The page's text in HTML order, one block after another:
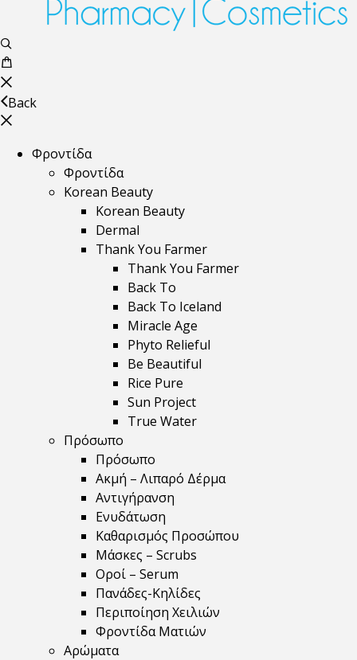
Back
Φροντίδα
Φροντίδα
Korean Beauty
Korean Beauty
Dermal
Thank You Farmer
Thank You Farmer
Back To
Back To Iceland
Miracle Age
Phyto Relieful
Be Beautiful
Rice Pure
Sun Project
True Water
Πρόσωπο
Πρόσωπο
Ακμή – Λιπαρό Δέρμα
Αντιγήρανση
Ενυδάτωση
Καθαρισμός Προσώπου
Μάσκες – Scrubs
Οροί – Serum
Πανάδες-Κηλίδες
Περιποίηση Χειλιών
Φροντίδα Ματιών
Αρώματα